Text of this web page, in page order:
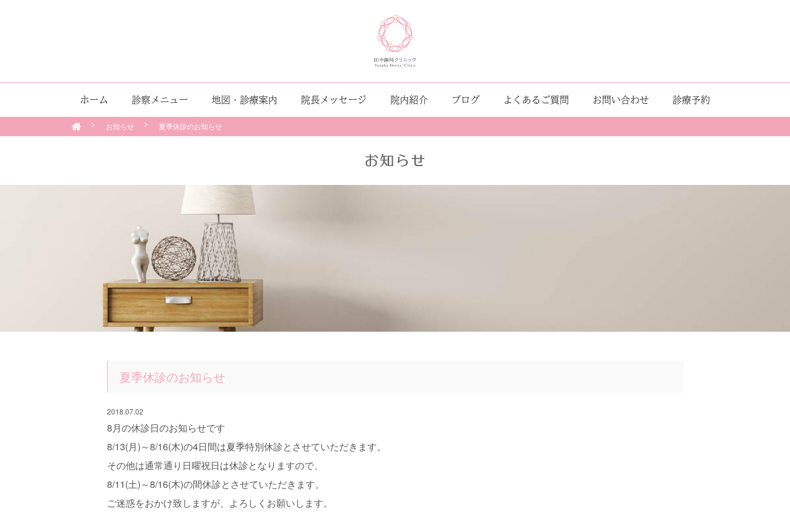
ホーム 診察メニュー 地図・診療案内 院長メッセージ 院内紹介 ブログ よくあるご質問 お問い合わせ 診療予約
お知らせ 夏季休診のお知らせ
夏季休診のお知らせ
2018.07.02
8月の休診日のお知らせです
8/13(月)～8/16(木)の4日間は夏季特別休診とさせていただきます。
その他は通常通り日曜祝日は休診となりますので、
8/11(土)～8/16(木)の間休診とさせていただきます。
ご迷惑をおかけ致しますが、よろしくお願いします。